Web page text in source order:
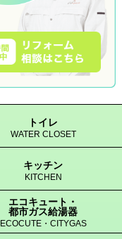
トイレ
WATER CLOSET
キッチン
KITCHEN
エコキュート・
都市ガス給湯器
ECOCUTE・CITYGAS